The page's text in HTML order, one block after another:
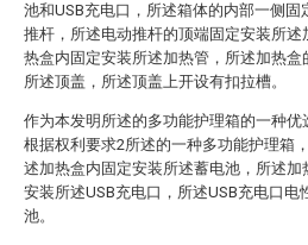
池和USB充电口，所述箱体的内部一侧固
推杆，所述电动推杆的顶端固定安装所述
热盒内固定安装所述加热管，所述加热盒
所述顶盖，所述顶盖上开设有扣拉槽。
作为本发明所述的多功能护理箱的一种优
根据权利要求2所述的一种多功能护理箱
述加热盒内固定安装所述蓄电池，所述加
安装所述USB充电口，所述USB充电口电
池。